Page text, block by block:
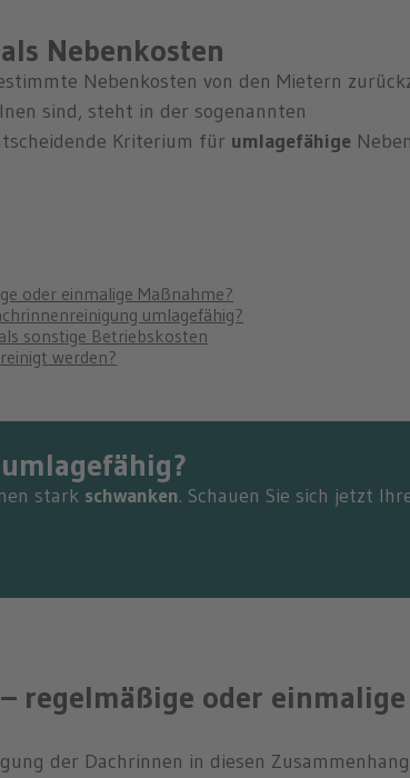
Nebenkosten
Nebenkosten von den Mietern
sind, steht in der sogenannten
Kriterium für umlagefähige
oder einmalige Maßnahme?
umlagefähig?
sonstige Betriebskosten
werden?
stark schwanken. Schauen Sie sich jetzt
regelmäßige oder einmalige
der Dachrinnen in diesen